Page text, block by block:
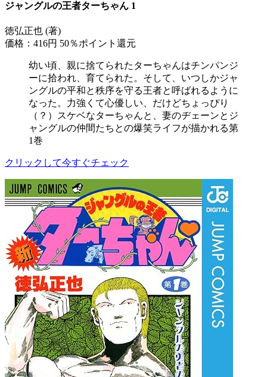
ジャングルの王者ターちゃん 1
徳弘正也 (著)
価格：416円 50％ポイント還元
幼い頃、親に捨てられたターちゃんはチンパンジ
ーに拾われ、育てられた。そして、いつしかジャ
ングルの平和と秩序を守る王者と呼ばれるように
なった。力強くて心優しい、だけどちょっぴり
（？）スケベなターちゃんと、妻のヂェーンとジ
ャングルの仲間たちとの爆笑ライフが描かれる第
1巻
クリックして今すぐチェック